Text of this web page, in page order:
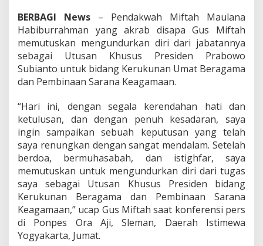
BERBAGI News – Pendakwah Miftah Maulana
Habiburrahman yang akrab disapa Gus Miftah
memutuskan mengundurkan diri dari jabatannya
sebagai Utusan Khusus Presiden Prabowo
Subianto untuk bidang Kerukunan Umat Beragama
dan Pembinaan Sarana Keagamaan.
“Hari ini, dengan segala kerendahan hati dan
ketulusan, dan dengan penuh kesadaran, saya
ingin sampaikan sebuah keputusan yang telah
saya renungkan dengan sangat mendalam. Setelah
berdoa, bermuhasabah, dan istighfar, saya
memutuskan untuk mengundurkan diri dari tugas
saya sebagai Utusan Khusus Presiden bidang
Kerukunan Beragama dan Pembinaan Sarana
Keagamaan,” ucap Gus Miftah saat konferensi pers
di Ponpes Ora Aji, Sleman, Daerah Istimewa
Yogyakarta, Jumat.